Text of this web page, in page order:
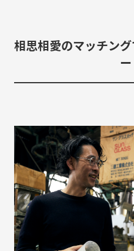
相思相愛のマッチン